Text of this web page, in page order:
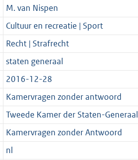
M. van Nispen
Cultuur en recreatie | Sport
Recht | Strafrecht
staten generaal
2016-12-28
Kamervragen zonder antwoord
Tweede Kamer der Staten-Generaal
Kamervragen zonder Antwoord
nl